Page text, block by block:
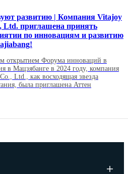
развитию | Компания Vitajoy
Ltd. приглашена принять
по инновациям и развитию
открытием Форума инноваций в
в Мацзябанге в 2024 году, компания
Ltd., как восходящая звезда
была приглашена Аттен